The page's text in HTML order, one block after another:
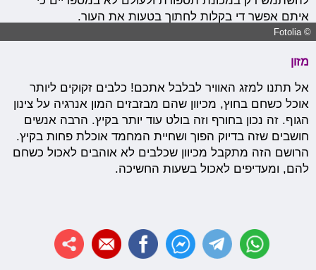
איתם אפשר די בקלות לחתוך בטעות את העור.
© Fotolia
מזון
אל תתנו למזג האוויר לבלבל אתכם! כלבים זקוקים ליותר
אוכל כשחם בחוץ, מכיוון שהם מבזבזים המון אנרגיה על צינון
הגוף. זה נכון בחורף וזה בולט עוד יותר בקיץ. הרבה אנשים
חושבים שזה בדיוק הפוך ושחיית המחמד אוכלת פחות בקיץ.
הרושם הזה מתקבל מכיוון שכלבים לא אוהבים לאכול כשחם
להם, ומעדיפים לאכול בשעות החשיכה.